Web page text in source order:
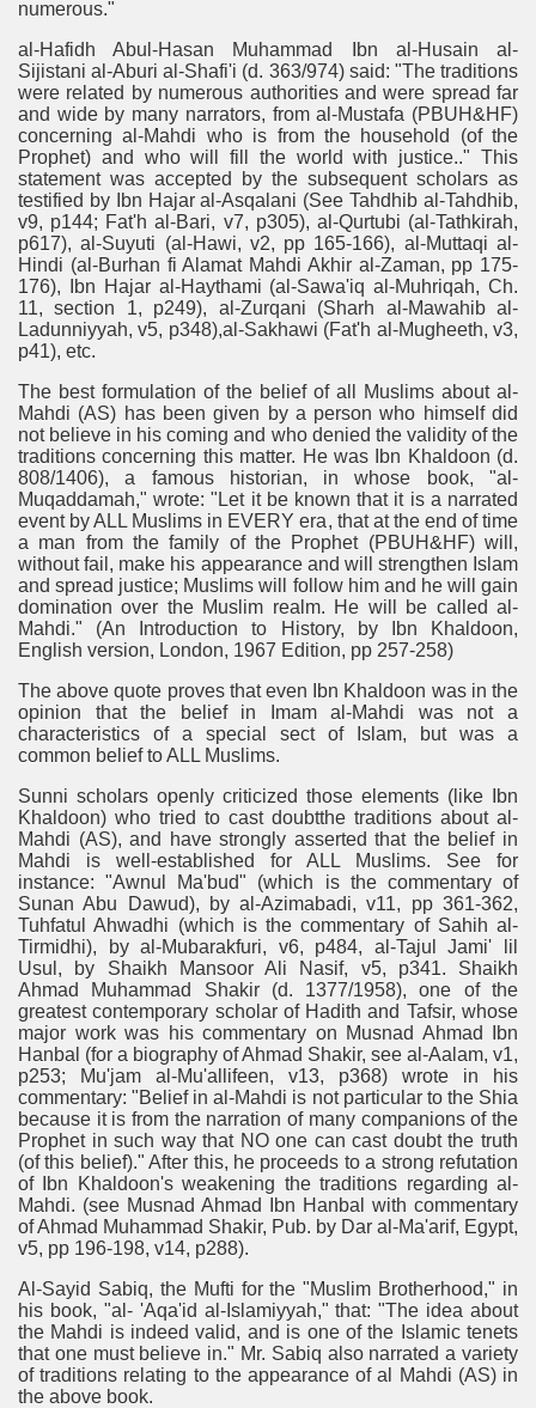
numerous."
al-Hafidh Abul-Hasan Muhammad Ibn al-Husain al-
Sijistani al-Aburi al-Shafi'i (d. 363/974) said: "The traditions
were related by numerous authorities and were spread far
and wide by many narrators, from al-Mustafa (PBUH&HF)
concerning al-Mahdi who is from the household (of the
Prophet) and who will fill the world with justice.." This
statement was accepted by the subsequent scholars as
testified by Ibn Hajar al-Asqalani (See Tahdhib al-Tahdhib,
v9, p144; Fat'h al-Bari, v7, p305), al-Qurtubi (al-Tathkirah,
p617), al-Suyuti (al-Hawi, v2, pp 165-166), al-Muttaqi al-
Hindi (al-Burhan fi Alamat Mahdi Akhir al-Zaman, pp 175-
176), Ibn Hajar al-Haythami (al-Sawa'iq al-Muhriqah, Ch.
11, section 1, p249), al-Zurqani (Sharh al-Mawahib al-
Ladunniyyah, v5, p348),al-Sakhawi (Fat'h al-Mugheeth, v3,
p41), etc.
The best formulation of the belief of all Muslims about al-
Mahdi (AS) has been given by a person who himself did
not believe in his coming and who denied the validity of the
traditions concerning this matter. He was Ibn Khaldoon (d.
808/1406), a famous historian, in whose book, "al-
Muqaddamah," wrote: "Let it be known that it is a narrated
event by ALL Muslims in EVERY era, that at the end of time
a man from the family of the Prophet (PBUH&HF) will,
without fail, make his appearance and will strengthen Islam
and spread justice; Muslims will follow him and he will gain
domination over the Muslim realm. He will be called al-
Mahdi." (An Introduction to History, by Ibn Khaldoon,
English version, London, 1967 Edition, pp 257-258)
The above quote proves that even Ibn Khaldoon was in the
opinion that the belief in Imam al-Mahdi was not a
characteristics of a special sect of Islam, but was a
common belief to ALL Muslims.
Sunni scholars openly criticized those elements (like Ibn
Khaldoon) who tried to cast doubtthe traditions about al-
Mahdi (AS), and have strongly asserted that the belief in
Mahdi is well-established for ALL Muslims. See for
instance: "Awnul Ma'bud" (which is the commentary of
Sunan Abu Dawud), by al-Azimabadi, v11, pp 361-362,
Tuhfatul Ahwadhi (which is the commentary of Sahih al-
Tirmidhi), by al-Mubarakfuri, v6, p484, al-Tajul Jami' lil
Usul, by Shaikh Mansoor Ali Nasif, v5, p341. Shaikh
Ahmad Muhammad Shakir (d. 1377/1958), one of the
greatest contemporary scholar of Hadith and Tafsir, whose
major work was his commentary on Musnad Ahmad Ibn
Hanbal (for a biography of Ahmad Shakir, see al-Aalam, v1,
p253; Mu'jam al-Mu'allifeen, v13, p368) wrote in his
commentary: "Belief in al-Mahdi is not particular to the Shia
because it is from the narration of many companions of the
Prophet in such way that NO one can cast doubt the truth
(of this belief)." After this, he proceeds to a strong refutation
of Ibn Khaldoon's weakening the traditions regarding al-
Mahdi. (see Musnad Ahmad Ibn Hanbal with commentary
of Ahmad Muhammad Shakir, Pub. by Dar al-Ma'arif, Egypt,
v5, pp 196-198, v14, p288).
Al-Sayid Sabiq, the Mufti for the "Muslim Brotherhood," in
his book, "al- 'Aqa'id al-Islamiyyah," that: "The idea about
the Mahdi is indeed valid, and is one of the Islamic tenets
that one must believe in." Mr. Sabiq also narrated a variety
of traditions relating to the appearance of al Mahdi (AS) in
the above book.